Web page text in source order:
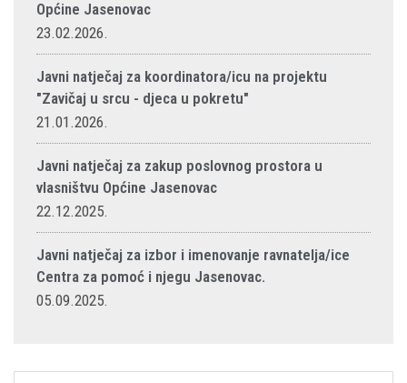
Općine Jasenovac
23.02.2026.
Javni natječaj za koordinatora/icu na projektu
"Zavičaj u srcu - djeca u pokretu"
21.01.2026.
Javni natječaj za zakup poslovnog prostora u
vlasništvu Općine Jasenovac
22.12.2025.
Javni natječaj za izbor i imenovanje ravnatelja/ice
Centra za pomoć i njegu Jasenovac.
05.09.2025.